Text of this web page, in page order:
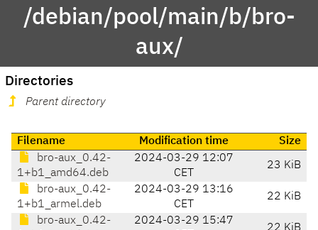
/debian/pool/main/b/bro-
aux/
Directories
Parent directory
Filename Modification time
Size
bro-aux_0.42-
1+b1_amd64.deb
2024-03-29 12:07
CET
23 KiB
bro-aux_0.42-
1+b1_armel.deb
2024-03-29 13:16
CET
22 KiB
bro-aux_0.42-
2024-03-29 15:47